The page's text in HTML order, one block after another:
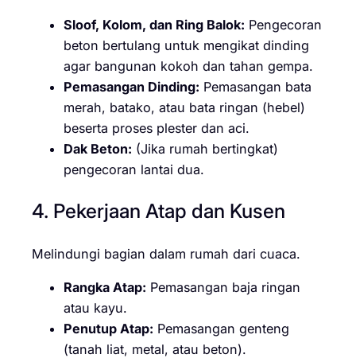
Sloof, Kolom, dan Ring Balok: Pengecoran
beton bertulang untuk mengikat dinding
agar bangunan kokoh dan tahan gempa.
Pemasangan Dinding: Pemasangan bata
merah, batako, atau bata ringan (hebel)
beserta proses plester dan aci.
Dak Beton: (Jika rumah bertingkat)
pengecoran lantai dua.
4. Pekerjaan Atap dan Kusen
Melindungi bagian dalam rumah dari cuaca.
Rangka Atap: Pemasangan baja ringan
atau kayu.
Penutup Atap: Pemasangan genteng
(tanah liat, metal, atau beton).